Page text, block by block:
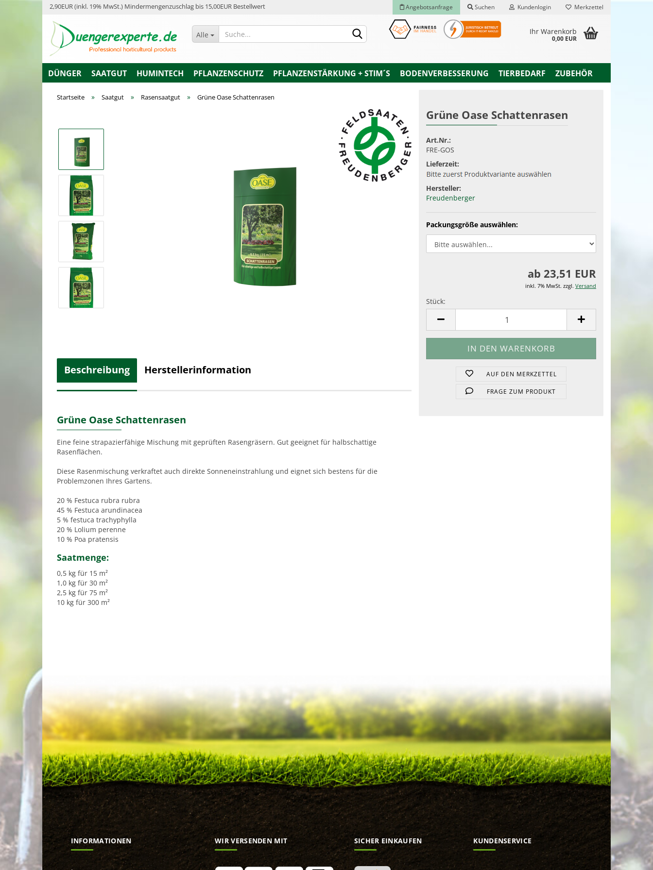
2,90EUR (inkl. 19% MwSt.) Mindermengenzuschlag bis 15,00EUR Bestellwert Angebotsanfrage Suchen Kundenlogin
Passwort vergessen?
Merkzettel
Alle Ihr Warenkorb
0,00 EUR
DÜNGER SAATGUT HUMINTECH PFLANZENSCHUTZ PFLANZENSTÄRKUNG + STIM´S BODENVERBESSERUNG TIERBEDARF ZUBEHÖR
Startseite » Saatgut » Rasensaatgut » Grüne Oase Schattenrasen
Grüne Oase Schattenrasen
Art.Nr.:
FRE-GOS
Lieferzeit:
Hersteller:
Freudenberger
Packungsgröße auswählen:
ab 23,51 EUR
inkl. 7% MwSt. zzgl. Versand
Stück:
Stück
AUF DEN MERKZETTEL
FRAGE ZUM PRODUKT
Beschreibung Herstellerinformation
Grüne Oase Schattenrasen
Eine feine strapazierfähige Mischung mit geprüften Rasengräsern. Gut geeignet für halbschattige
Rasenflächen.
Diese Rasenmischung verkraftet auch direkte Sonneneinstrahlung und eignet sich bestens für die
Problemzonen Ihres Gartens.
20 % Festuca rubra rubra
45 % Festuca arundinacea
5 % festuca trachyphylla
20 % Lolium perenne
10 % Poa pratensis
Saatmenge:
0,5 kg für 15 m²
1,0 kg für 30 m²
2,5 kg für 75 m²
10 kg für 300 m²
INFORMATIONEN WIR VERSENDEN MIT SICHER EINKAUFEN KUNDENSERVICE